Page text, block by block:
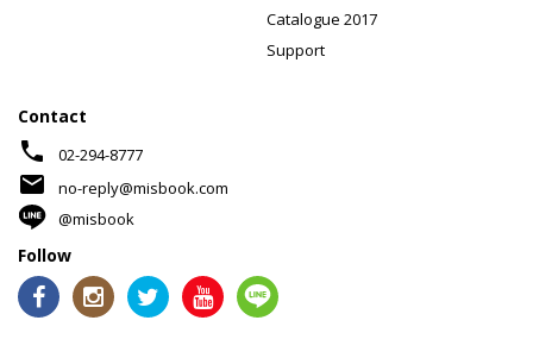
Catalogue 2017
Support
Contact
phone 02-294-8777
mail
no-reply@misbook.com
@misbook
Follow